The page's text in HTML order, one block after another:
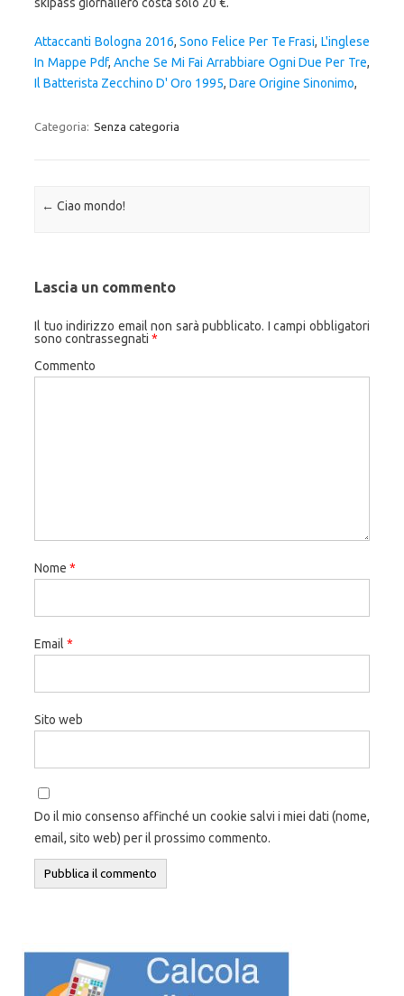
Attaccanti Bologna 2016,Sono Felice Per Te Frasi, L'inglese
In Mappe Pdf,Anche Se Mi Fai Arrabbiare Ogni Due Per Tre,
Il Batterista Zecchino D' Oro 1995, Dare Origine Sinonimo,
Categoria: Senza categoria
Navigazione articolo
← Ciao mondo!
Lascia un commento
Il tuo indirizzo email non sarà pubblicato. I campi obbligatori
sono contrassegnati *
Commento
Nome *
Email *
Sito web
Do il mio consenso affinché un cookie salvi i miei dati (nome,
email, sito web) per il prossimo commento.